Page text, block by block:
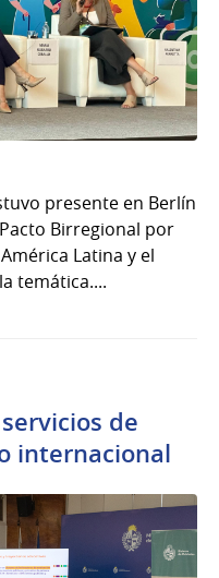
presente en Berlín
Birregional por
Latina y el
temática....
de
internacional